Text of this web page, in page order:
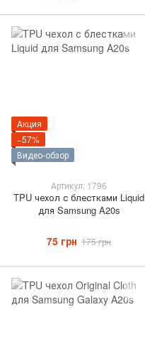
Акция
−57%
Видео-обзор
Артикул: 1796
TPU чехол с блестками Liquid
для Samsung A20s
75 грн 175 грн